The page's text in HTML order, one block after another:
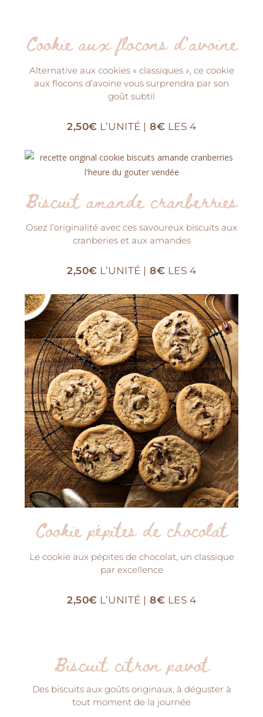
Cookie aux flocons d'avoine
Alternative aux cookies « classiques », ce cookie
aux flocons d’avoine vous surprendra par son
goût subtil
2,50€ L’UNITÉ | 8€ LES 4
Biscuit amande cranberries
Osez l’originalité avec ces savoureux biscuits aux
cranberies et aux amandes
2,50€ L’UNITÉ | 8€ LES 4
Cookie pépites de chocolat
Le cookie aux pépites de chocolat, un classique
par excellence
2,50€ L’UNITÉ | 8€ LES 4
Biscuit citron pavot
Des biscuits aux goûts originaux, à déguster à
tout moment de la journée